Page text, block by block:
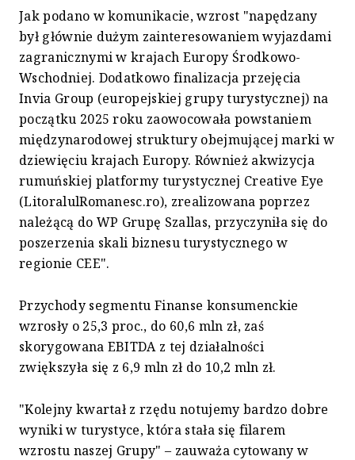
Jak podano w komunikacie, wzrost "napędzany
był głównie dużym zainteresowaniem wyjazdami
zagranicznymi w krajach Europy Środkowo-
Wschodniej. Dodatkowo finalizacja przejęcia
Invia Group (europejskiej grupy turystycznej) na
początku 2025 roku zaowocowała powstaniem
międzynarodowej struktury obejmującej marki w
dziewięciu krajach Europy. Również akwizycja
rumuńskiej platformy turystycznej Creative Eye
(LitoralulRomanesc.ro), zrealizowana poprzez
należącą do WP Grupę Szallas, przyczyniła się do
poszerzenia skali biznesu turystycznego w
regionie CEE".
Przychody segmentu Finanse konsumenckie
wzrosły o 25,3 proc., do 60,6 mln zł, zaś
skorygowana EBITDA z tej działalności
zwiększyła się z 6,9 mln zł do 10,2 mln zł.
"Kolejny kwartał z rzędu notujemy bardzo dobre
wyniki w turystyce, która stała się filarem
wzrostu naszej Grupy" – zauważa cytowany w